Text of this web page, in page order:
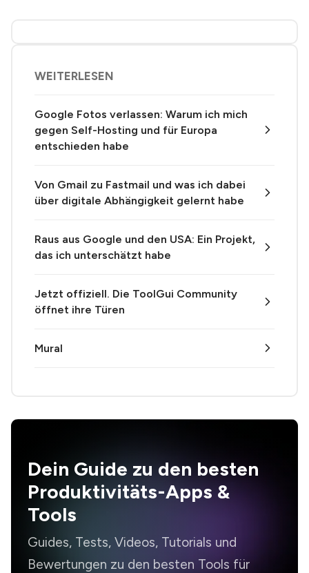
WEITERLESEN
Google Fotos verlassen: Warum ich mich
gegen Self-Hosting und für Europa
entschieden habe
Von Gmail zu Fastmail und was ich dabei
über digitale Abhängigkeit gelernt habe
Raus aus Google und den USA: Ein Projekt,
das ich unterschätzt habe
Jetzt offiziell. Die ToolGui Community
öffnet ihre Türen
Mural
Dein Guide zu den besten
Produktivitäts-Apps &
Tools
Guides, Tests, Videos, Tutorials und
Bewertungen zu den besten Tools für